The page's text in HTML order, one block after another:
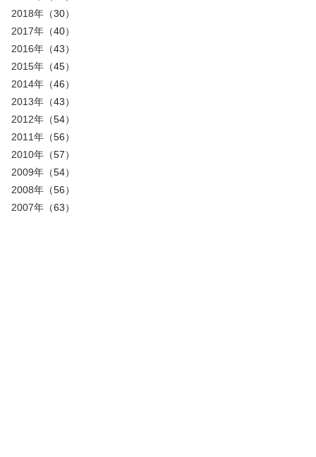
2018年 （30）
2017年 （40）
2016年 （43）
2015年 （45）
2014年 （46）
2013年 （43）
2012年 （54）
2011年 （56）
2010年 （57）
2009年 （54）
2008年 （56）
2007年 （63）